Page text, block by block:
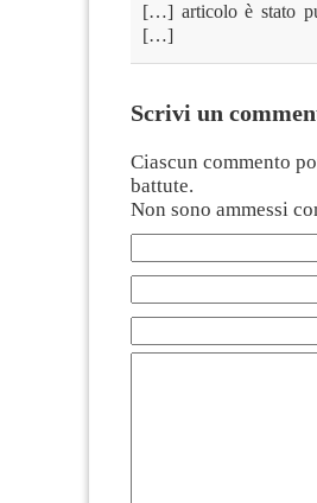
[…] articolo è stato
[…]
Scrivi un
Ciascun commento
battute.
Non sono ammessi